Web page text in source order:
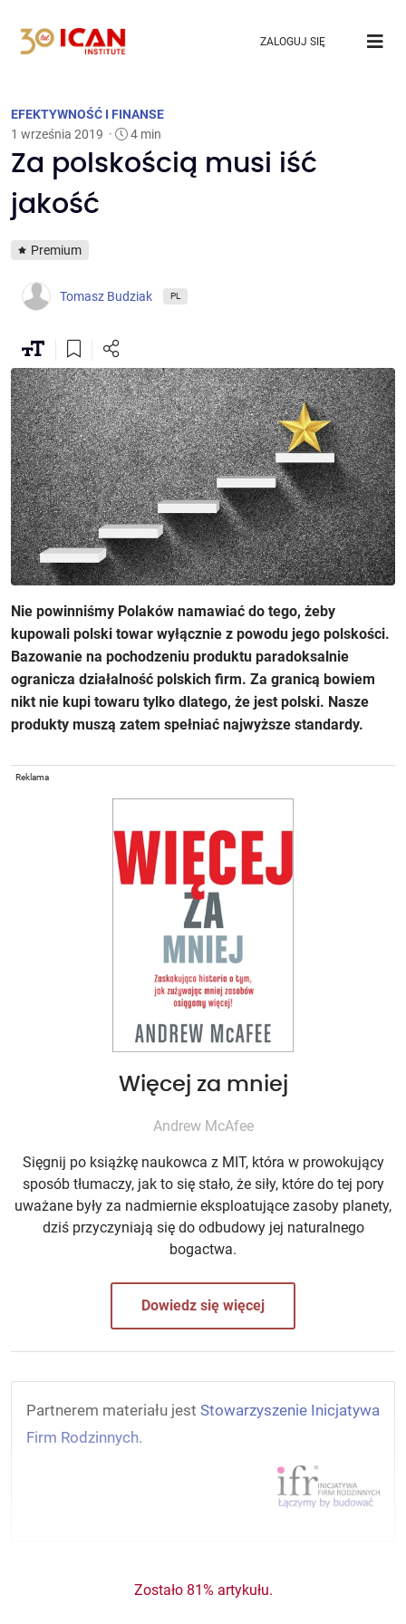
ZALOGUJ SIĘ
EFEKTYWNOŚĆ I FINANSE
1 września 2019 · 4 min
Za polskością musi iść
jakość
Premium
Tomasz Budziak PL
Nie powinniśmy Polaków namawiać do tego, żeby
kupowali polski towar wyłącznie z powodu jego polskości.
Bazowanie na pochodzeniu produktu paradoksalnie
ogranicza działalność polskich firm. Za granicą bowiem
nikt nie kupi towaru tylko dlatego, że jest polski. Nasze
produkty muszą zatem spełniać najwyższe standardy.
Reklama
Więcej za mniej
Andrew McAfee
Sięgnij po książkę naukowca z MIT, która w prowokujący
sposób tłumaczy, jak to się stało, że siły, które do tej pory
uważane były za nadmiernie eksploatujące zasoby planety,
dziś przyczyniają się do odbudowy jej naturalnego
bogactwa.
Dowiedz się więcej
Partnerem materiału jest Stowarzyszenie Inicjatywa
Firm Rodzinnych.
Zostało 81% artykułu.